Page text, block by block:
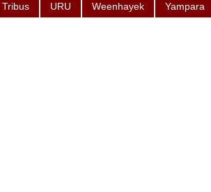
Tribus URU Weenhayek Yampara